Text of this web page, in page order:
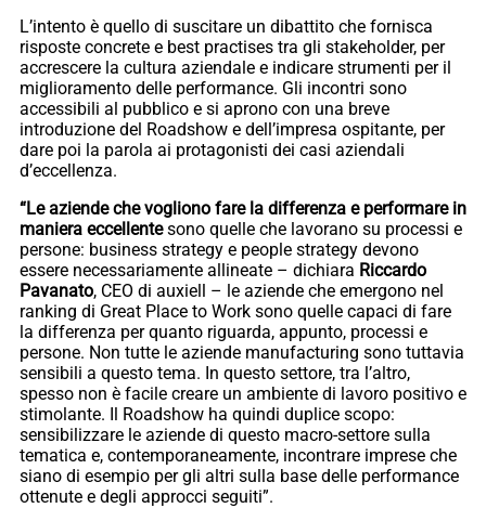
L’intento è quello di suscitare un dibattito che fornisca
risposte concrete e best practises tra gli stakeholder, per
accrescere la cultura aziendale e indicare strumenti per il
miglioramento delle performance. Gli incontri sono
accessibili al pubblico e si aprono con una breve
introduzione del Roadshow e dell’impresa ospitante, per
dare poi la parola ai protagonisti dei casi aziendali
d’eccellenza.
“Le aziende che vogliono fare la differenza e performare in
maniera eccellentesono quelle che lavorano su processi e
persone: business strategy e people strategy devono
essere necessariamente allineate – dichiara Riccardo
Pavanato, CEO di auxiell – le aziende che emergono nel
ranking di Great Place to Work sono quelle capaci di fare
la differenza per quanto riguarda, appunto, processi e
persone. Non tutte le aziende manufacturing sono tuttavia
sensibili a questo tema. In questo settore, tra l’altro,
spesso non è facile creare un ambiente di lavoro positivo e
stimolante. Il Roadshow ha quindi duplice scopo:
sensibilizzare le aziende di questo macro-settore sulla
tematica e, contemporaneamente, incontrare imprese che
siano di esempio per gli altri sulla base delle performance
ottenute e degli approcci seguiti”.